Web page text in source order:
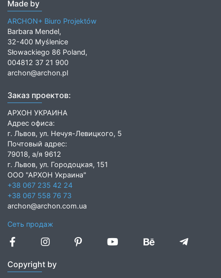
Made by
ARCHON+ Biuro Projektów
Barbara Mendel,
32-400 Myślenice
Słowackiego 86 Poland,
004812 37 21 900
archon@archon.pl
Заказ проектов:
АРХОН УКРАИНА
Адрес офиса:
г. Львов, ул. Нечуя-Левицкого, 5
Почтовый адрес:
79018, а/я 9612
г. Львов, ул. Городоцкая, 151
ООО "АРХОН Украина"
+38 067 235 42 24
+38 067 558 76 73
archon@archon.com.ua
Сеть продаж
Copyright by